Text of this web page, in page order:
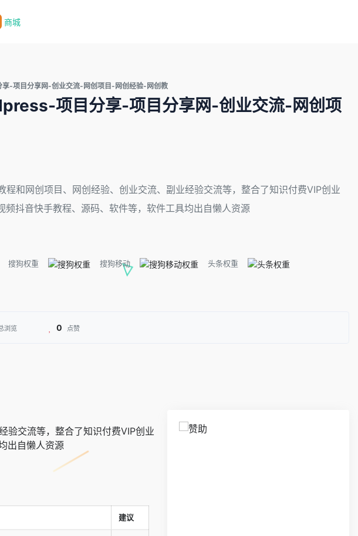
商城
-项目分享网-创业交流-网创项目-网创经验-网创教
项目分享-项目分享网-创业交流-网创项
和网创项目、网创经验、创业交流、副业经验交流等，整合了知识付费VIP创业
抖音快手教程、源码、软件等，软件工具均出自懒人资源
搜狗权重 搜狗移动
头条权重
浏览 0 点赞
验交流等，整合了知识付费VIP创业
出自懒人资源
建议